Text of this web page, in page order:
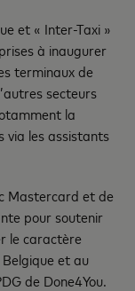
et « Inter-Taxi »
à inaugurer
terminaux de
secteurs
la
via les assistants
Mastercard et de
pour soutenir
le caractère
et au
de Done4You.